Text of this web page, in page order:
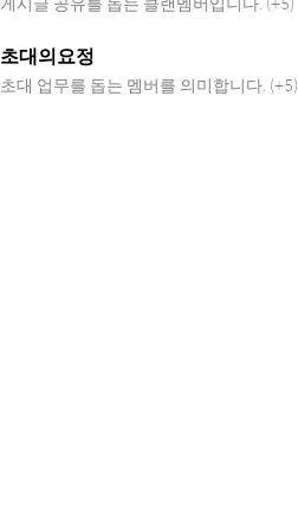
초대의요정
초대 업무를 돕는 멤버를 의미합니다. (+5)